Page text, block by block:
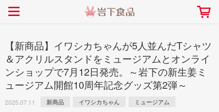
ごあいさつ 会社概要
> 新商品
> イベント
> コラボ
> 飲食店コラボ
ト「NEW GINGER SUMMER
> 生姜
> らっきょう
> オリーブ
> 梅
> らっきょうレシピ
> オリーブレシピ
> その他のレシピ
社長おすすめ！岩下の新生姜と
豚バラ肉のくるくる巻き～細巻
畑での取り組み 工場での取り組み
岩下の新生姜ミュージアム
しょうがを食べてお悩
【新商品】イワシカちゃんが5人並んだTシャツ
＆アクリルスタンドをミュージアムとオンライ
ンショップで7月12日発売。～岩下の新生姜ミ
ュージアム開館10周年記念グッズ第2弾～
2025.07.11 新商品 イワシカちゃん
ミュージアム